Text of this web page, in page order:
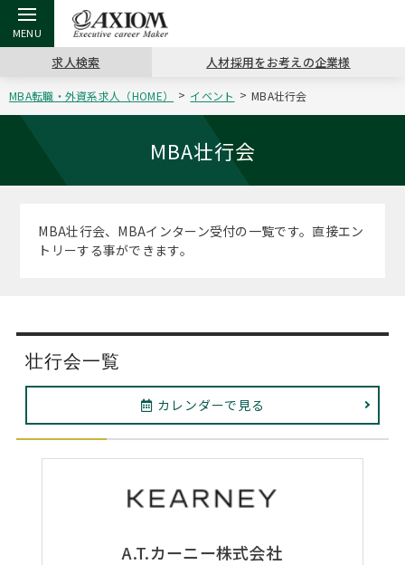
戻る
アクシアムの特長
コンサ
代表メ
サービス案内 キャリ
“展”職
コンサルタントの紹介
戻る
キャリア支援 TOP
キャリアデザイン講座
MBAの
転職活
ステージ別アドバイス
MBA留学生数の推移
日本か
主な10
インターン受入企業一覧
戻る
転職ツール TOP
英文レジュメの書き方 パワー
キーワ
職務経歴書の書き方
外資系／面接攻略のコツ
Web面接の準備・注意点
戻る
転職コラム TOP
“展”職相談室
転職市場の明日をよめ
キャリアに効く一冊
注目企業インタビュー
戻る
イベント・セミナー TOP
キャリアデザインセミナー
MBA壮行会カレンダー
キャリアフォーラム
プロ経営者の特別セミナー
Career Talk Live
MBA NETWORKING
戻る
会社概要 TOP
沿革
主なクライアント
パブリシティ
求人検索 人材採用をお考えの企業様
MBA転職・外資系求人（HOME） イベント MBA壮行会
MBA壮行会
MBA壮行会、MBAインターン受付の一覧です。直接エン
トリーする事ができます。
壮行会一覧
カレンダーで見る
A.T.カーニー株式会社